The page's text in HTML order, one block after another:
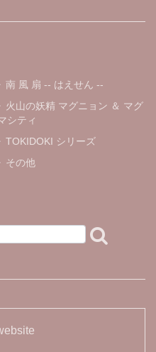
ァンの方からいただいたと
トしたいです。 大切に使
ペン »
南 風 扇 -- はえせん --
火山の妖精 マグニョン ＆ マグ
シティ
TOKIDOKI シリーズ
その他